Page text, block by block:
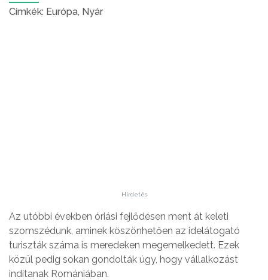
Címkék: Európa, Nyár
Hirdetés
Az utóbbi években óriási fejlődésen ment át keleti
szomszédunk, aminek köszönhetően az idelátogató
turiszták száma is meredeken megemelkedett. Ezek
közül pedig sokan gondolták úgy, hogy vállalkozást
indítanak Romániában.